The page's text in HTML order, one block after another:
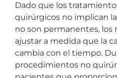
Dado que los
quirúrgicos no implican
no son permanentes, los
ajustar a medida que la
cambia con el tiempo.
procedimientos no